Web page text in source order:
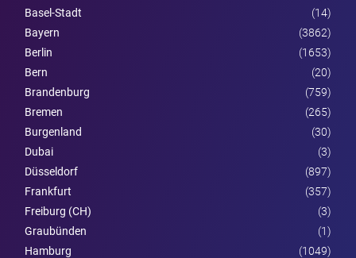
Basel-Stadt
(14)
Bayern
(3862)
Berlin
(1653)
Bern
(20)
Brandenburg
(759)
Bremen
(265)
Burgen­land
(30)
Dubai
(3)
Düsseldorf
(897)
Frankfurt
(357)
Freiburg (CH)
(3)
Graubünden
(1)
Hamburg
(1049)